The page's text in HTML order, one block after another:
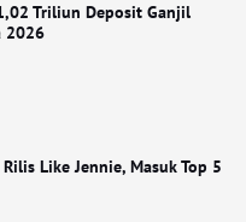
Triliun Deposit Ganjil
2026
Like Jennie, Masuk Top 5